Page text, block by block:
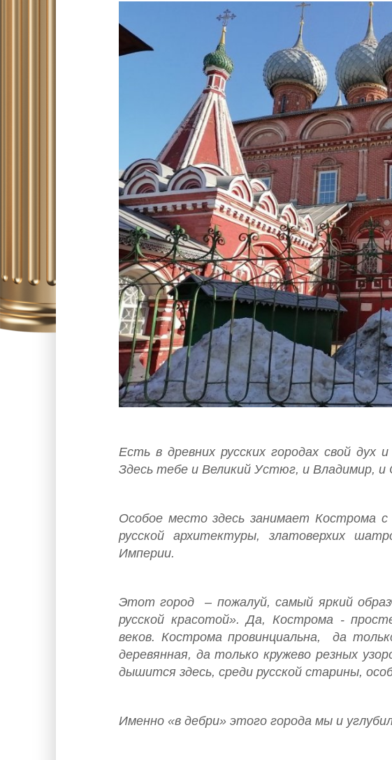
Есть в древних русских городах свой дух
Здесь тебе и Великий Устюг, и Владимир, и
Особое место здесь занимает Кострома
русской архитектуры, златоверхих
Империи.
Этот город – пожалуй, самый яркий
русской красотой». Да, Кострома -
веков. Кострома провинциальна, да
деревянная, да только кружево резных
дышится здесь, среди русской старины,
Именно «в дебри» этого города мы и